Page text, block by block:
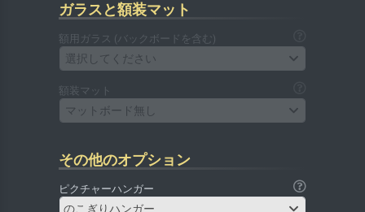
ガラスと額装マット
額用ガラス (バックボードを含む)
選択してください
額装マット
マットボード無し
その他のオプション
ピクチャーハンガー
のこぎりハンガー